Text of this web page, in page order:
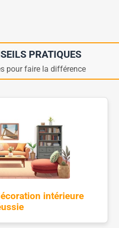
PRATIQUES
pour faire la différence
intérieure